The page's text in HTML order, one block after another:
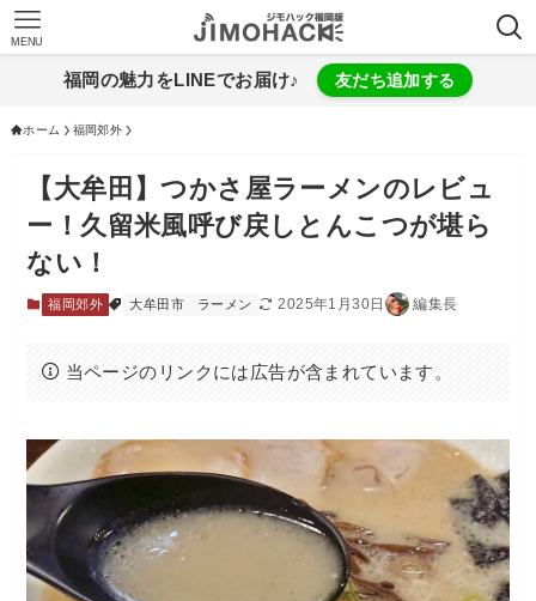
MENU
福岡の魅力をLINEでお届け♪ 友だち追加する
ホーム 福岡郊外
【大牟田】つかさ屋ラーメンのレビュ
ー！久留米風呼び戻しとんこつが堪ら
ない！
福岡郊外 大牟田市 ラーメン 2025年1月30日 編集長
当ページのリンクには広告が含まれています。